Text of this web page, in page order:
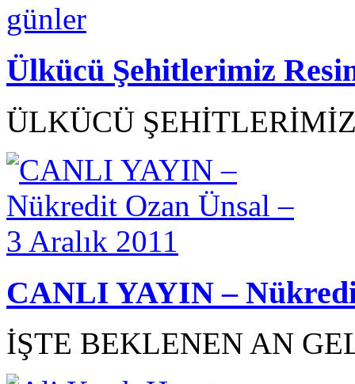
Ülkücü Şehitlerimiz
ÜLKÜCÜ
CANLI YAYIN –
İŞTE BEKLENEN AN